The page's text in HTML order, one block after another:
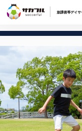
放課後等デイサ